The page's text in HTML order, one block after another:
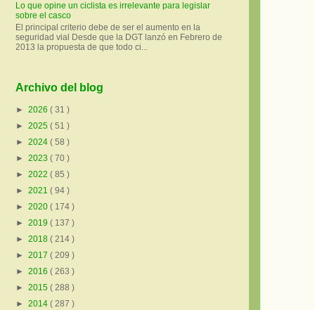
Lo que opine un ciclista es irrelevante para legislar
sobre el casco
El principal criterio debe de ser el aumento en la
seguridad vial Desde que la DGT lanzó en Febrero de
2013 la propuesta de que todo ci...
Archivo del blog
► 2026 ( 31 )
► 2025 ( 51 )
► 2024 ( 58 )
► 2023 ( 70 )
► 2022 ( 85 )
► 2021 ( 94 )
► 2020 ( 174 )
► 2019 ( 137 )
► 2018 ( 214 )
► 2017 ( 209 )
► 2016 ( 263 )
► 2015 ( 288 )
► 2014 ( 287 )